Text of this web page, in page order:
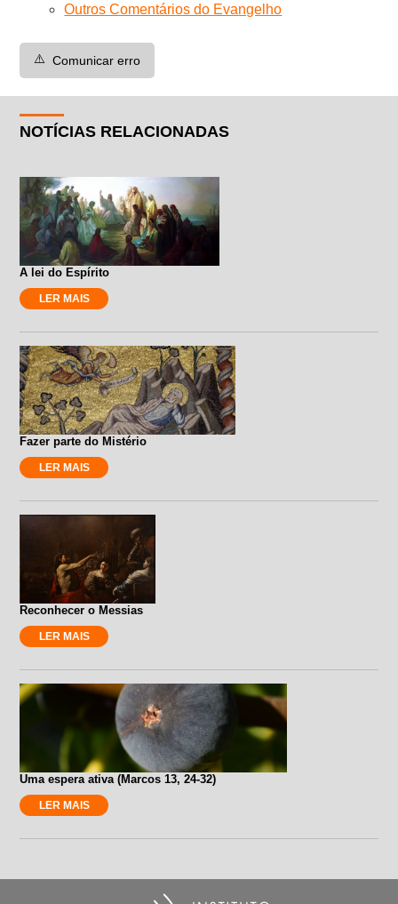
Outros Comentários do Evangelho
⚠️ Comunicar erro
NOTÍCIAS RELACIONADAS
A lei do Espírito
LER MAIS
Fazer parte do Mistério
LER MAIS
Reconhecer o Messias
LER MAIS
Uma espera ativa (Marcos 13, 24-32)
LER MAIS